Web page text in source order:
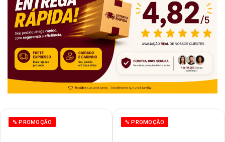
% PROMOÇÃO % PROMOÇÃO